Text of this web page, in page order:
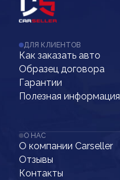
ДЛЯ КЛИЕНТОВ
Как заказать авто
Образец договора
Гарантии
Полезная информация
О НАС
О компании Carseller
Отзывы
Контакты